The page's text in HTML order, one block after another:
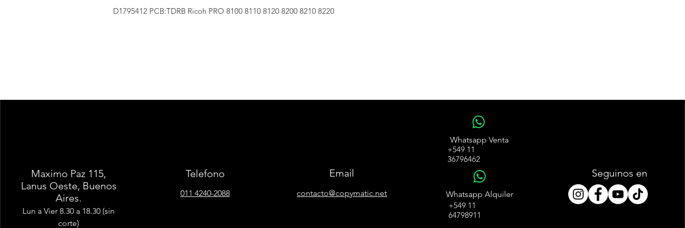
D1795412 PCB:TDRB Ricoh PRO 8100 8110 8120 8200 8210 8220
Maximo Paz 115,
Lanus Oeste, Buenos
Aires.
Lun a Vier 8.30 a 18.30 (sin
corte)
Telefono
011 4240-2088
Email
contacto@copymatic.net
Whatsapp Venta
+549 11
36796462
Whatsapp Alquiler
+549 11
64798911
Seguinos en